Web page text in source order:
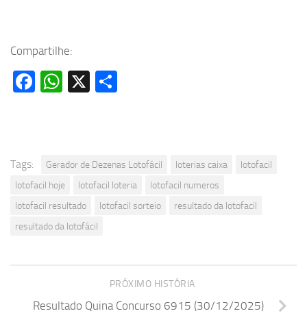
Compartilhe:
Facebook
WhatsApp
X
Tags: Gerador de Dezenas Lotofácil loterias caixa
lotofacil
lotofacil hoje
lotofacil loteria
lotofacil numeros
lotofacil resultado
lotofacil sorteio
resultado da lotofacil
resultado da lotofácil
PRÓXIMO HISTÓRIA
Resultado Quina Concurso 6915 (30/12/2025)